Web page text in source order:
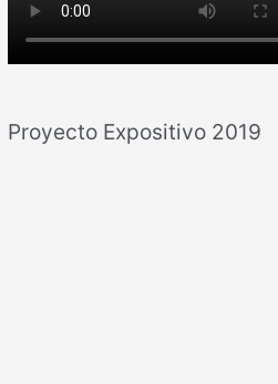
Proyecto Expositivo 2019